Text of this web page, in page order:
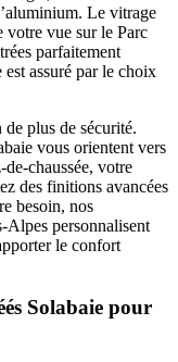
Le vitrage
votre vue sur le Parc
parfaitement
assuré par le choix
plus de sécurité.
vous orientent vers
chaussée, votre
des finitions avancées
besoin, nos
Alpes personnalisent
le confort
Solabaie pour